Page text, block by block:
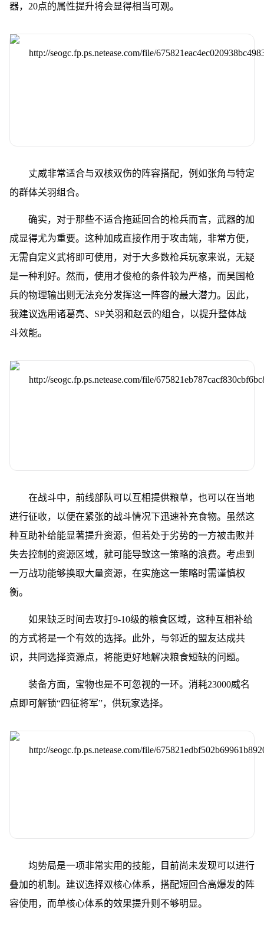
器，20点的属性提升将会显得相当可观。
丈威非常适合与双核双伤的阵容搭配，例如张角与特定
的群体关羽组合。
确实，对于那些不适合拖延回合的枪兵而言，武器的加
成显得尤为重要。这种加成直接作用于攻击端，非常方便，
无需自定义武将即可使用，对于大多数枪兵玩家来说，无疑
是一种利好。然而，使用才俊枪的条件较为严格，而吴国枪
兵的物理输出则无法充分发挥这一阵容的最大潜力。因此，
我建议选用诸葛亮、SP关羽和赵云的组合，以提升整体战
斗效能。
在战斗中，前线部队可以互相提供粮草，也可以在当地
进行征收，以便在紧张的战斗情况下迅速补充食物。虽然这
种互助补给能显著提升资源，但若处于劣势的一方被击败并
失去控制的资源区域，就可能导致这一策略的浪费。考虑到
一万战功能够换取大量资源，在实施这一策略时需谨慎权
衡。
如果缺乏时间去攻打9-10级的粮食区域，这种互相补给
的方式将是一个有效的选择。此外，与邻近的盟友达成共
识，共同选择资源点，将能更好地解决粮食短缺的问题。
装备方面，宝物也是不可忽视的一环。消耗23000威名
点即可解锁“四征将军”，供玩家选择。
均势局是一项非常实用的技能，目前尚未发现可以进行
叠加的机制。建议选择双核心体系，搭配短回合高爆发的阵
容使用，而单核心体系的效果提升则不够明显。